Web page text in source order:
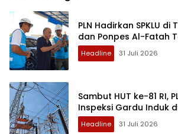
PLN Hadirkan SPKLU
dan Ponpes Al-Fatah
Headline 31 Juli 2026
Sambut HUT ke-81 RI,
Inspeksi Gardu Induk
Headline 31 Juli 2026